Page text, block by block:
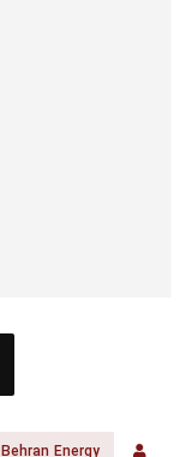
Behran Energy